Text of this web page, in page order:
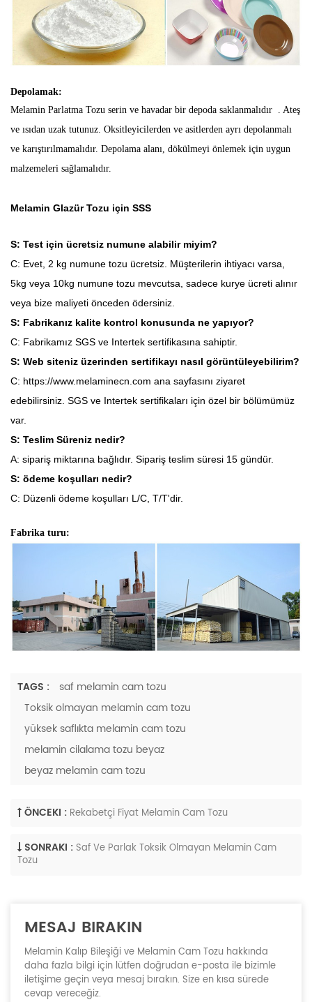
Depolamak:
Melamin Parlatma Tozu serin ve havadar bir depoda saklanmalıdır . Ateş
ve ısıdan uzak tutunuz. Oksitleyicilerden ve asitlerden ayrı depolanmalı
ve karıştırılmamalıdır. Depolama alanı, dökülmeyi önlemek için uygun
malzemeleri sağlamalıdır.
Melamin Glazür Tozu için SSS
S: Test için ücretsiz numune alabilir miyim?
C: Evet, 2 kg numune tozu ücretsiz. Müşterilerin ihtiyacı varsa,
5kg veya 10kg numune tozu mevcutsa, sadece kurye ücreti alınır
veya bize maliyeti önceden ödersiniz.
S: Fabrikanız kalite kontrol konusunda ne yapıyor?
C: Fabrikamız SGS ve Intertek sertifikasına sahiptir.
S: Web siteniz üzerinden sertifikayı nasıl görüntüleyebilirim?
C: https://www.melaminecn.com ana sayfasını ziyaret
edebilirsiniz. SGS ve Intertek sertifikaları için özel bir bölümümüz
var.
S: Teslim Süreniz nedir?
A: sipariş miktarına bağlıdır. Sipariş teslim süresi 15 gündür.
S: ödeme koşulları nedir?
C: Düzenli ödeme koşulları L/C, T/T'dir.
Fabrika turu:
TAGS :
saf melamin cam tozu
Toksik olmayan melamin cam tozu
yüksek saflıkta melamin cam tozu
melamin cilalama tozu beyaz
beyaz melamin cam tozu
ÖNCEKI : Rekabetçi Fiyat Melamin Cam Tozu
SONRAKI : Saf Ve Parlak Toksik Olmayan Melamin Cam
Tozu
MESAJ BIRAKIN
Melamin Kalıp Bileşiği ve Melamin Cam Tozu hakkında
daha fazla bilgi için lütfen doğrudan e-posta ile bizimle
iletişime geçin veya mesaj bırakın. Size en kısa sürede
cevap vereceğiz.